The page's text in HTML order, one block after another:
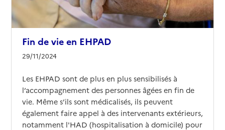
Fin de vie en EHPAD
29/11/2024
Les EHPAD sont de plus en plus sensibilisés à
l’accompagnement des personnes âgées en fin de
vie. Même s’ils sont médicalisés, ils peuvent
également faire appel à des intervenants extérieurs,
notamment l'HAD (hospitalisation à domicile) pour